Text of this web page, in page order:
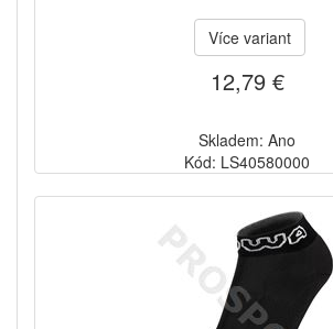
Více variant
12,79 €
Skladem: Ano
Kód: LS40580000